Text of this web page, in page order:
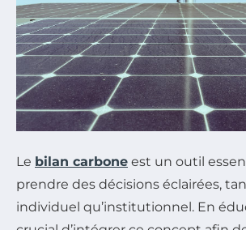
Le bilan carbone est un outil
prendre des décisions éclairées,
individuel qu’institutionnel. En